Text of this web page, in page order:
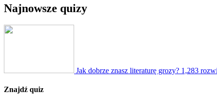
Najnowsze quizy
Jak dobrze znasz literaturę grozy? 1,283
Znajdź quiz